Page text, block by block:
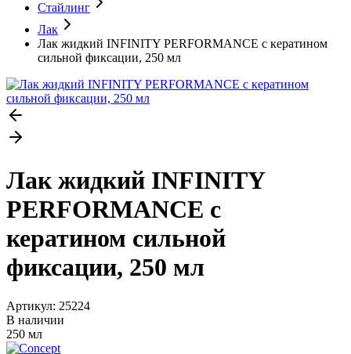
Стайлинг
Лак
Лак жидкий INFINITY PERFORMANCE с кератином
сильной фиксации, 250 мл
Лак жидкий INFINITY
PERFORMANCE с
кератином сильной
фиксации, 250 мл
Артикул: 25224
В наличии
250 мл